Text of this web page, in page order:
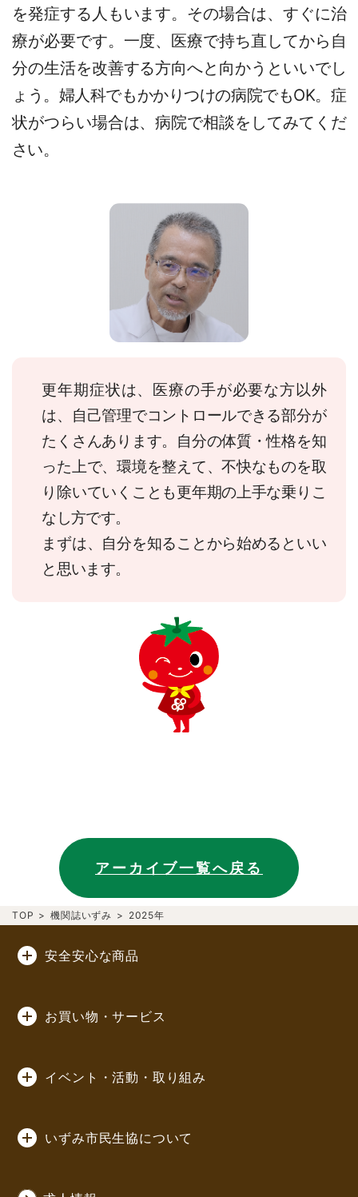
TOP > 機関誌いずみ > 2025年
を発症する人もいます。その場合は、すぐに治
療が必要です。一度、医療で持ち直してから自
分の生活を改善する方向へと向かうといいでし
ょう。婦人科でもかかりつけの病院でもOK。症
状がつらい場合は、病院で相談をしてみてくだ
さい。
更年期症状は、医療の手が必要な方以外
は、自己管理でコントロールできる部分が
たくさんあります。自分の体質・性格を知
った上で、環境を整えて、不快なものを取
り除いていくことも更年期の上手な乗りこ
なし方です。
まずは、自分を知ることから始めるといい
と思います。
アーカイブ一覧へ戻る
安全安心な商品
お買い物・サービス
イベント・活動・取り組み
いずみ市民生協について